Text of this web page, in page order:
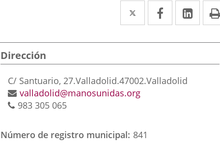
Twitter
Enlace
a
una
externa.
Facebook
Enlace
a
una
externa.
a
una
Dirección
Dirección
postal
C/ Santuario, 27.Valladolid.47002.Valladolid
Dirección
de
electrónico
valladolid@manosunidas.org
Teléfonos
983 305 065
Número de registro municipal 841